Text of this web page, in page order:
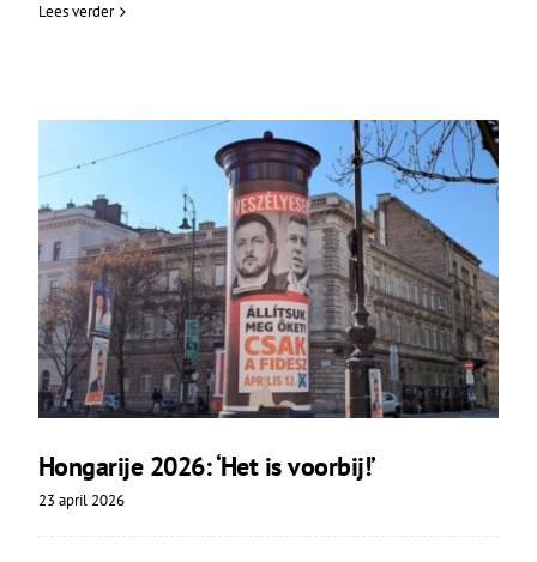
Lees verder
Hongarije 2026: ‘Het is voorbij!’
23 april 2026